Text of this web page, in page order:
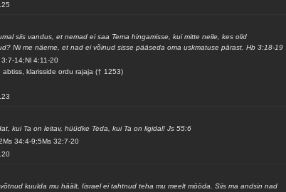
siis vandus, et nemad ei saa Tema hingamisse, kui mitte neile, kes olid
Nii me näeme, et nad ei võinud sisse pääseda oma uskmatuse pärast. Hb 3:18-19
14;Nl 4:11-20
abtiss, klarisside ordu rajaja († 1253)
kui Ta on leitav, hüüdke Teda, kui Ta on ligidal! Js 55:6
34:4-9;5Ms 32:7-20
kuulda mu häält, Iisrael ei tahtnud teha mu meelt mööda. Siis ma andsin nad